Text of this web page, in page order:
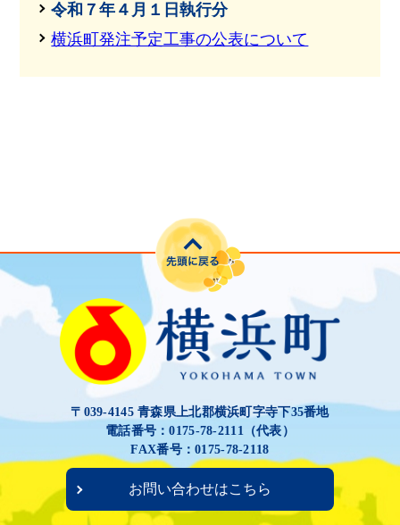
令和７年４月１日執行分
横浜町発注予定工事の公表について
〒039-4145 青森県上北郡横浜町字寺下35番地
電話番号：0175-78-2111（代表）
FAX番号：0175-78-2118
お問い合わせはこちら